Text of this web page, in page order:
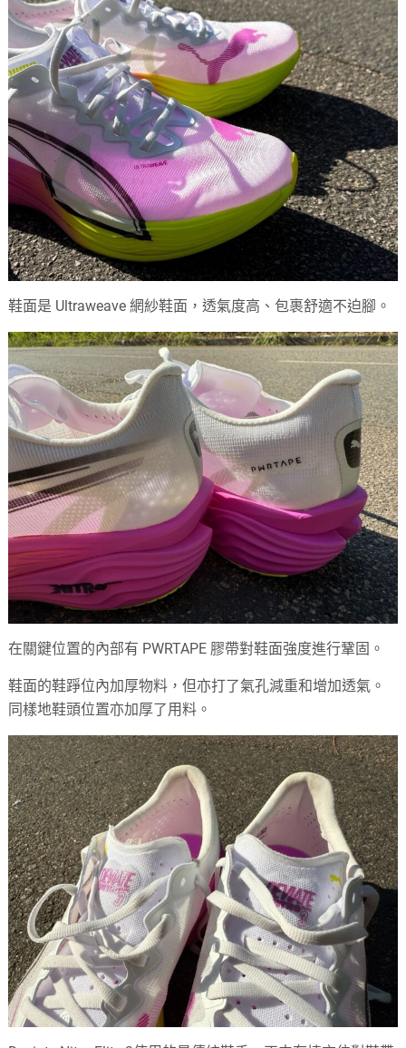
鞋面是 Ultraweave 網紗鞋面，透氣度高、包裹舒適不迫腳。
在關鍵位置的內部有 PWRTAPE 膠帶對鞋面強度進行鞏固。
鞋面的鞋踭位內加厚物料，但亦打了氣孔減重和增加透氣。
同樣地鞋頭位置亦加厚了用料。